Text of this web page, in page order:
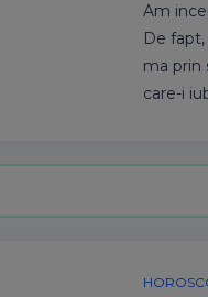
Am
De
ma prin
care-i